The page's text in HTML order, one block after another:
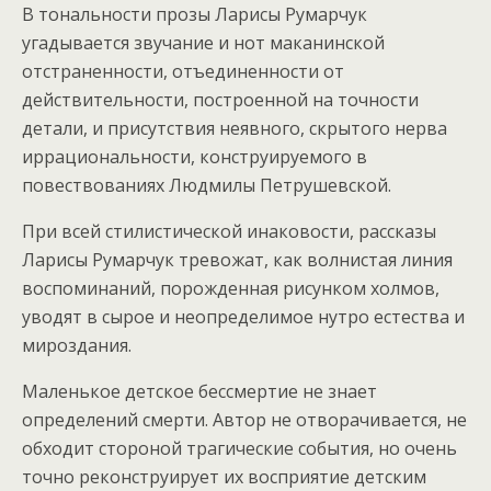
В тональности прозы Ларисы Румарчук
угадывается звучание и нот маканинской
отстраненности, отъединенности от
действительности, построенной на точности
детали, и присутствия неявного, скрытого нерва
иррациональности, конструируемого в
повествованиях Людмилы Петрушевской.
При всей стилистической инаковости, рассказы
Ларисы Румарчук тревожат, как волнистая линия
воспоминаний, порожденная рисунком холмов,
уводят в сырое и неопределимое нутро естества и
мироздания.
Маленькое детское бессмертие не знает
определений смерти. Автор не отворачивается, не
обходит стороной трагические события, но очень
точно реконструирует их восприятие детским